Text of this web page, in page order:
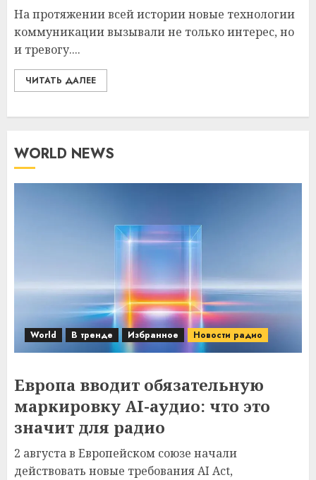
На протяжении всей истории новые технологии
коммуникации вызывали не только интерес, но
и тревогу....
ЧИТАТЬ ДАЛЕЕ
WORLD NEWS
World В тренде Избранное Новости радио
Европа вводит обязательную
маркировку AI-аудио: что это
значит для радио
2 августа в Европейском союзе начали
действовать новые требования AI Act,